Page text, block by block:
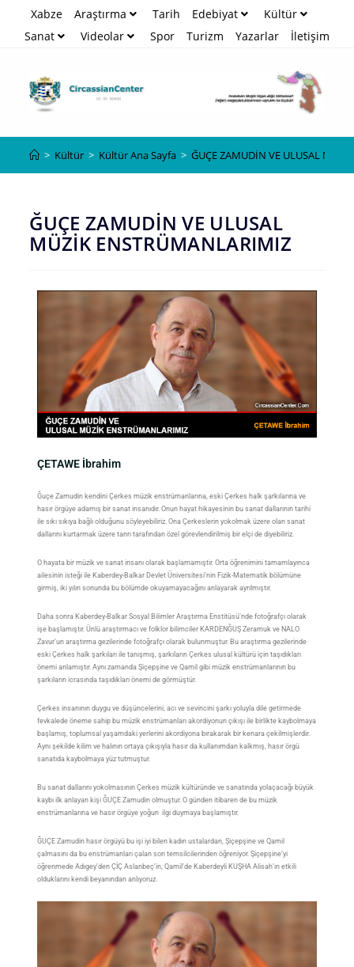
Xabze Araştırma Tarih Edebiyat
Kültür
Sanat
Videolar Spor Turizm Yazarlar İletişim
> Kültür > Kültür Ana Sayfa > ĞUÇE ZAMUDİN VE ULUSAL
ĞUÇE ZAMUDİN VE ULUSAL
MÜZİK ENSTRÜMANLARIMIZ
ÇETAWE İbrahim
Ğuçe Zamudin kendini Çerkes müzik enstrümanlarına, eski Çerkes halk şarkılarına ve
hasır örgüye adamış bir sanat insanıdır. Onun hayat hikayesinin bu sanat dallarının tarihi
ile sıkı sıkıya bağlı olduğunu söyleyebiliriz. Ona Çerkeslerin yokolmak üzere olan sanat
dallarını kurtarmak üzere tanrı tarafından özel görevlendirilmiş bir elçi de diyebiliriz.
O hayata bir müzik ve sanat insanı olarak başlamamıştir. Orta öğrenimini tamamlayınca
ailesinin isteği ile Kaberdey-Balkar Devlet Üniversitesi’nin Fizik-Matematik bölümüne
girmiş, iki yılın sonunda bu bölümde okuyamayacağını anlayarak ayrılmıştır.
Daha sonra Kaberdey-Balkar Sosyal Bilimler Araştırma Enstitüsü’nde fotoğrafçı olarak
işe başlamıştır. Ünlü araştırmacı ve folklor bilimciler KARDENĞUŞ Zeramuk ve NALO
Zavur’un araştırma gezilerinde fotoğrafçı olarak bulunmuştur. Bu araştırma gezilerinde
eski Çerkes halk şarkıları ile tanışmış, şarkıların Çerkes ulusal kültürü için taşıdıkları
önemi anlamıştır. Aynı zamanda Şiçepşine ve Qamil gibi müzik enstrümanlarının bu
şarkıların icrasında taşıdıkları önemi de görmüştür.
Çerkes insanının duygu ve düşüncelerini, acı ve sevincini şarkı yoluyla dile getirmede
fevkalede öneme sahip bu müzik enstrümanları akordiyonun çıkışı ile birlikte kaybolmaya
başlamış, toplumsal yaşamdaki yerlerini akordiyona bırakarak bir kenara çekilmişlerdir.
Aynı şekilde kilim ve halının ortaya çıkışıyla hasır da kullanımdan kalkmış, hasır örgü
sanatıda kaybolmaya yüz tutmuştur.
Bu sanat dallarını yokolmasının Çerkes müzik kültüründe ve sanatında yolaçacağı büyük
kaybı ilk anlayan kişi ĞUÇE Zamudin olmuştur. O günden itibaren de bu müzik
enstrümanlarına ve hasır örgüye yoğun ilgi duymaya başlamıştır.
ĞUÇE Zamudin hasır örgüyü bu işi iyi bilen kadın ustalardan, Şiçepşine ve Qamil
çalmasını da bu enstrümanları çalan son temsilcilerinden öğreniyor. Şiçepşine’yi
öğrenmede Adıgey’den ÇİÇ Aslanbeç’in, Qamil’de Kaberdeyli KUŞHA Alisah’ın etkili
olduklarını kendi beyanından anlıyoruz.